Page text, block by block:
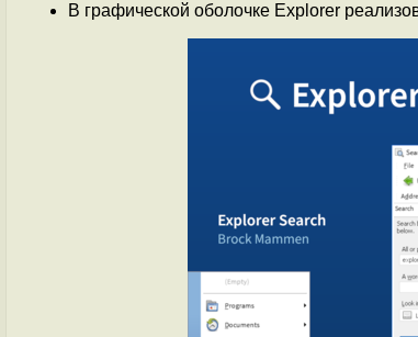
В графической оболочке Explorer